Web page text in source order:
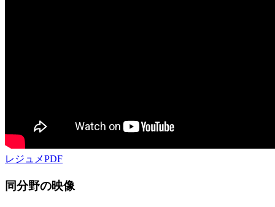
レジュメPDF
同分野の映像